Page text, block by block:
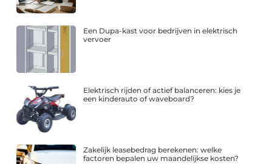
Een Dupa-kast voor bedrijven in elektrisch
vervoer
Elektrisch rijden of actief balanceren: kies je
een kinderauto of waveboard?
Zakelijk leasebedrag berekenen: welke
factoren bepalen uw maandelijkse kosten?